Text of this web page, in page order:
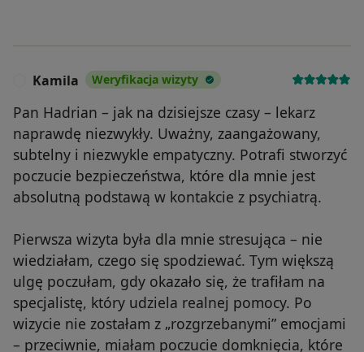
Kamila Weryfikacja wizyty
Pan Hadrian – jak na dzisiejsze czasy – lekarz
naprawdę niezwykły. Uważny, zaangażowany,
subtelny i niezwykle empatyczny. Potrafi stworzyć
poczucie bezpieczeństwa, które dla mnie jest
absolutną podstawą w kontakcie z psychiatrą.
Pierwsza wizyta była dla mnie stresująca – nie
wiedziałam, czego się spodziewać. Tym większą
ulgę poczułam, gdy okazało się, że trafiłam na
specjalistę, który udziela realnej pomocy. Po
wizycie nie zostałam z „rozgrzebanymi” emocjami
– przeciwnie, miałam poczucie domknięcia, które